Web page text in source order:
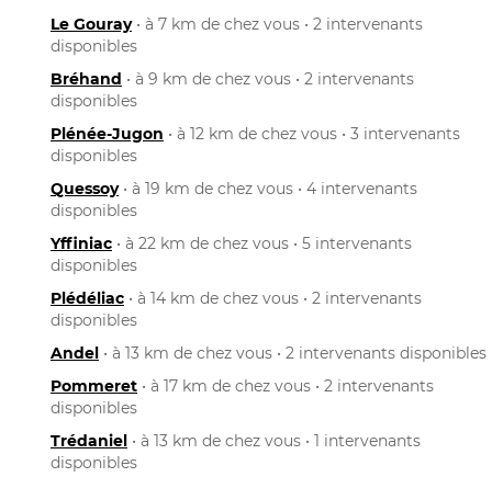
Le Gouray• à 7 km de chez vous • 2 intervenants
disponibles
Bréhand • à 9 km de chez vous • 2 intervenants
disponibles
Plénée-Jugon • à 12 km de chez vous • 3 intervenants
disponibles
Quessoy• à 19 km de chez vous • 4 intervenants
disponibles
Yffiniac • à 22 km de chez vous • 5 intervenants
disponibles
Plédéliac • à 14 km de chez vous • 2 intervenants
disponibles
Andel • à 13 km de chez vous • 2 intervenants disponibles
Pommeret • à 17 km de chez vous • 2 intervenants
disponibles
Trédaniel • à 13 km de chez vous • 1 intervenants
disponibles